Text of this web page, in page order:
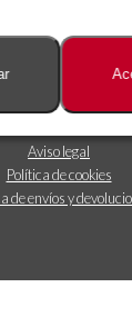
Contáctanos
Aviso legal
Política de cookies
de envíos y